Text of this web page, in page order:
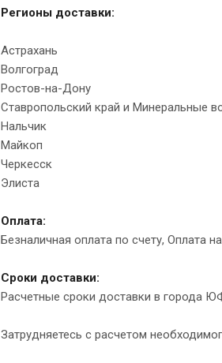
Регионы доставки:
Астрахань
Волгоград
Ростов-на-Дону
Ставропольский край и Минеральные
Нальчик
Майкоп
Черкесск
Элиста
Оплата:
Безналичная оплата по счету, Оплата
Сроки доставки:
Расчетные сроки доставки в города
Затрудняетесь с расчетом